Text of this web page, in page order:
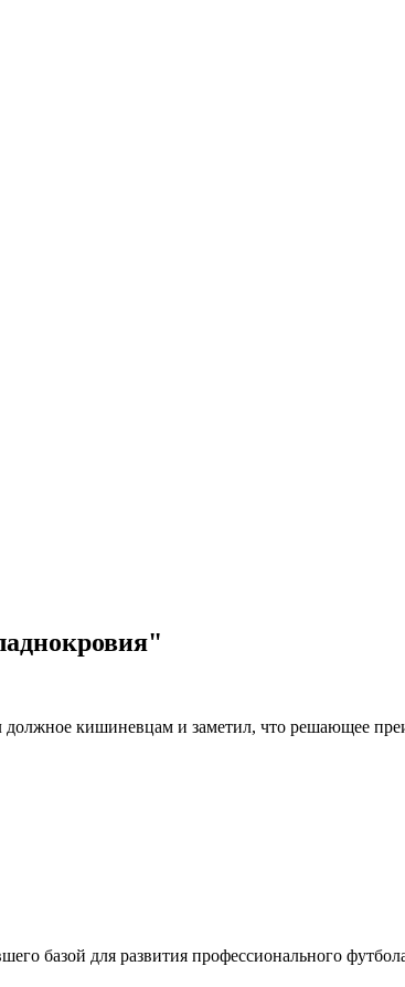
должное кишиневцам и заметил, что решающее
базой для развития профессионального